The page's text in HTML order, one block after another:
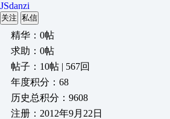
JSdanzi
关注 私信
精华：0帖
求助：0帖
帖子：10帖 | 567回
年度积分：68
历史总积分：9608
注册：2012年9月22日